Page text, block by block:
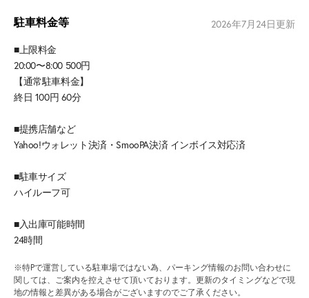
駐車料金等 2026年7月24日更新
■上限料金
20:00〜8:00 500円
【通常駐車料金】
終日 100円 60分
■提携店舗など
Yahoo!ウォレット決済・SmooPA決済 インボイス対応済
■駐車サイズ
ハイルーフ可
■入出庫可能時間
24時間
※特Pで運営している駐車場ではない為、パーキング情報のお問い合わせに
関しては、ご案内を控えさせて頂いております。更新のタイミングなどで現
地の情報と差異がある場合がございますのでご了承ください。